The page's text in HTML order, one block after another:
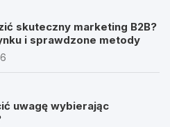
skuteczny marketing B2B?
i sprawdzone metody
uwagę wybierając